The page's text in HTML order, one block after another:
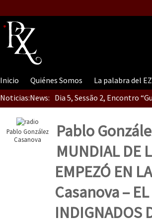
Inicio Quiénes Somos La palabra del
Noticias:News: Dia 5, Sessão 2, Encontro
Dia 5, sessão 1, do
Pablo González
Casanova
Pablo
MUNDIAL DE
EMPEZÓ EN
Casanova –
INDIGNADOS